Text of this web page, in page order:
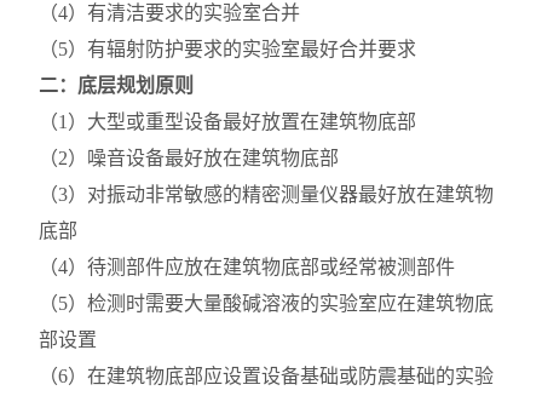
（4）有清洁要求的实验室合并
（5）有辐射防护要求的实验室最好合并要求
二：底层规划原则
（1）大型或重型设备最好放置在建筑物底部
（2）噪音设备最好放在建筑物底部
（3）对振动非常敏感的精密测量仪器最好放在建筑物
底部
（4）待测部件应放在建筑物底部或经常被测部件
（5）检测时需要大量酸碱溶液的实验室应在建筑物底
部设置
（6）在建筑物底部应设置设备基础或防震基础的实验